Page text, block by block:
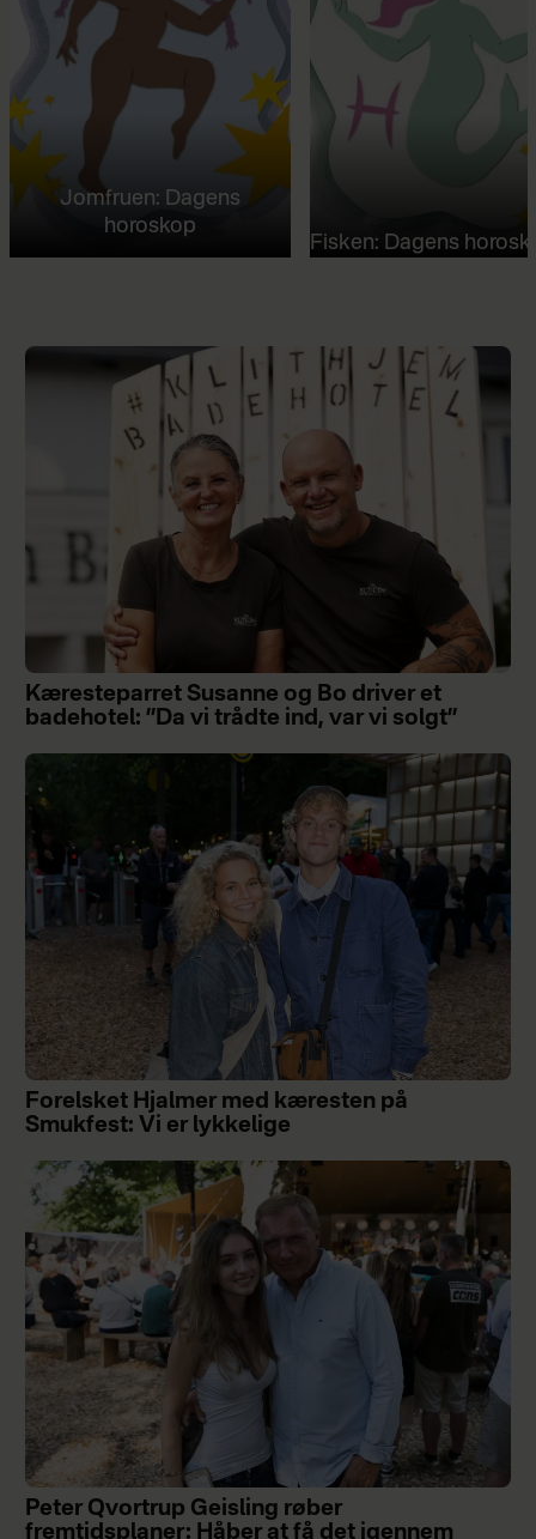
Jomfruen: Dagens
horoskop
Fisken: Dagens
Kæresteparret Susanne og Bo driver et
badehotel: ”Da vi trådte ind, var vi solgt”
Forelsket Hjalmer med kæresten på
Smukfest: Vi er lykkelige
Peter Qvortrup Geisling røber
fremtidsplaner: Håber at få det igennem